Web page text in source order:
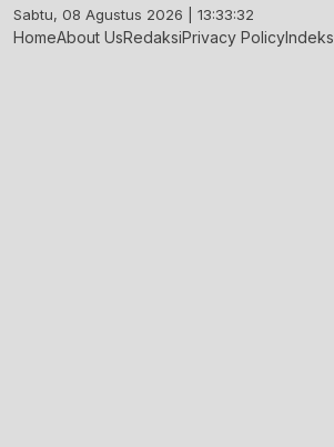
Skip
to
Sabtu, 08 Agustus 2026 | 13:33:33
HomeAbout UsRedaksiPrivacy PolicyIndeks